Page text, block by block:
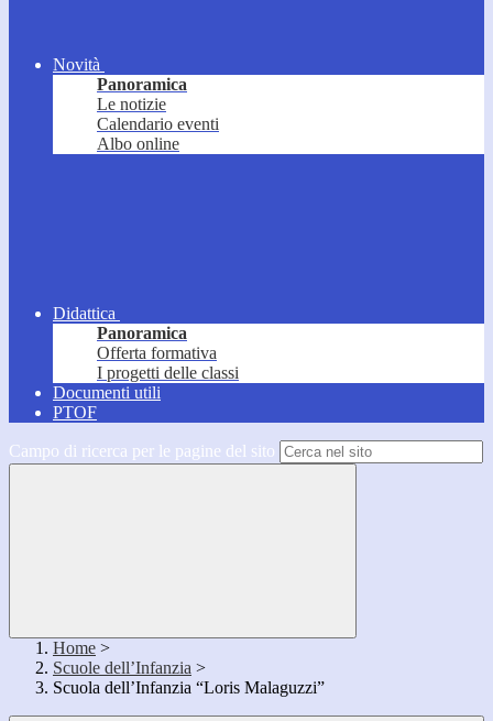
Novità
Panoramica
Le notizie
Calendario eventi
Albo online
Didattica
Panoramica
Offerta formativa
I progetti delle classi
Documenti utili
PTOF
Campo di ricerca per le pagine del sito
Home >
Scuole dell’Infanzia >
Scuola dell’Infanzia “Loris Malaguzzi”